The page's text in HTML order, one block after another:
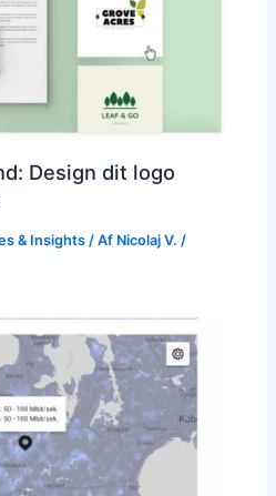
Design dit logo
& Insights / Af Nicolaj V. /